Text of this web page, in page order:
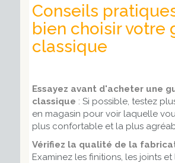
Conseils
bien choisir votre
classique
Essayez avant d'acheter une
classique : Si possible, testez
en magasin pour voir laquelle
plus confortable et la plus
Vérifiez la qualité de la
Examinez les finitions, les joints